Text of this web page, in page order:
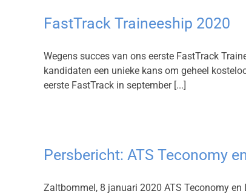
FastTrack Traineeship 2020
Wegens succes van ons eerste FastTrack
kandidaten een unieke kans om geheel
eerste FastTrack in september [...]
Persbericht: ATS Teconomy
Zaltbommel, 8 januari 2020 ATS Teconomy